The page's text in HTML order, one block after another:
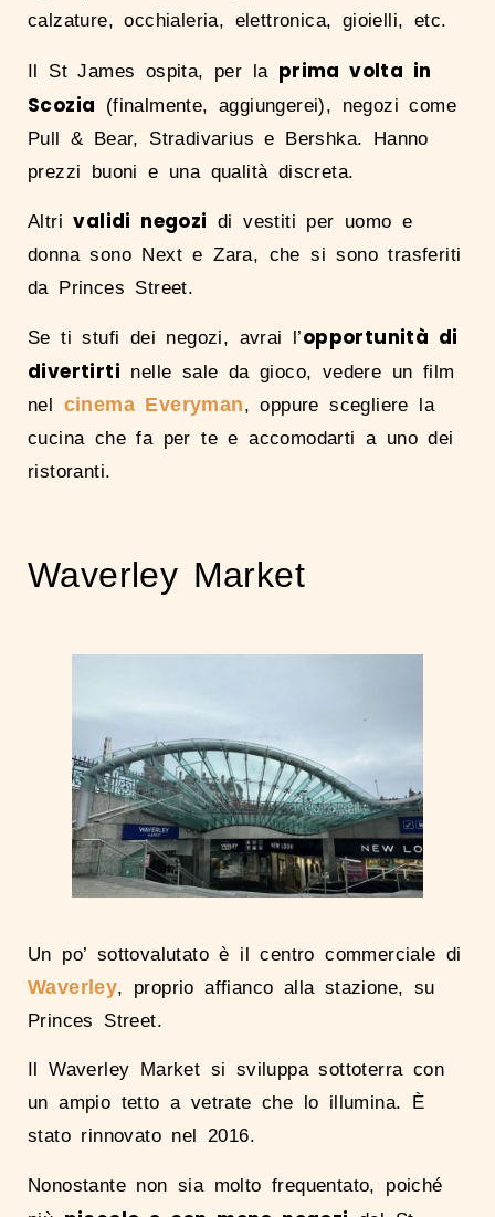
calzature, occhialeria, elettronica, gioielli, etc.
Il St James ospita, per la prima volta in
Scozia (finalmente, aggiungerei), negozi come
Pull & Bear, Stradivarius e Bershka. Hanno
prezzi buoni e una qualità discreta.
Altrivalidi negozi di vestiti per uomo e
donna sono Next e Zara, che si sono trasferiti
da Princes Street.
Se ti stufi dei negozi, avrai l’opportunità di
divertirti nelle sale da gioco, vedere un film
nel cinema Everyman, oppure scegliere la
cucina che fa per te e accomodarti a uno dei
ristoranti.
Waverley Market
Un po’ sottovalutato è il centro commerciale di
Waverley, proprio affianco alla stazione, su
Princes Street.
Il Waverley Market si sviluppa sottoterra con
un ampio tetto a vetrate che lo illumina. È
stato rinnovato nel 2016.
Nonostante non sia molto frequentato, poiché